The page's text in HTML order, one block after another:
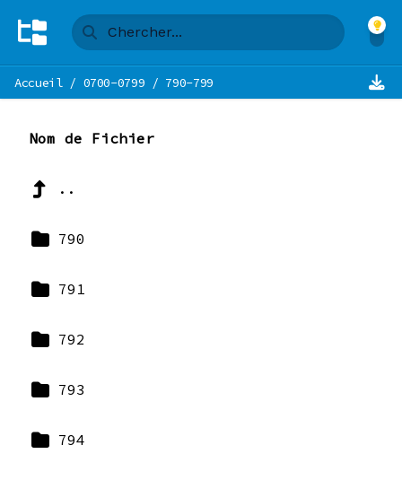
Accueil/ 0700-0799 / 790-799
Nom de Fichier
..
790
791
792
793
794